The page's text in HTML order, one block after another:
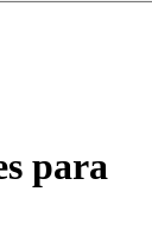
para